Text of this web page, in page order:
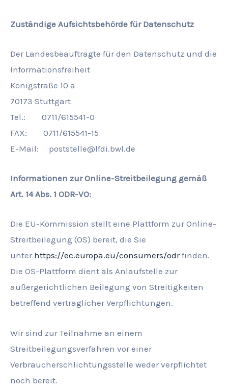
Zuständige Aufsichtsbehörde für Datenschutz
Der Landesbeauftragte für den Datenschutz und die
Informationsfreiheit
Königstraße 10 a
70173 Stuttgart
Tel.: 0711/615541-0
FAX: 0711/615541-15
E-Mail: poststelle@lfdi.bwl.de
Informationen zur Online-Streitbeilegung gemäß
Art. 14 Abs. 1 ODR-VO:
Die EU-Kommission stellt eine Plattform zur Online-
Streitbeilegung (OS) bereit, die Sie
unter https://ec.europa.eu/consumers/odrfinden.
Die OS-Plattform dient als Anlaufstelle zur
außergerichtlichen Beilegung von Streitigkeiten
betreffend vertraglicher Verpflichtungen.
Wir sind zur Teilnahme an einem
Streitbeilegungsverfahren vor einer
Verbraucherschlichtungsstelle weder verpflichtet
noch bereit.